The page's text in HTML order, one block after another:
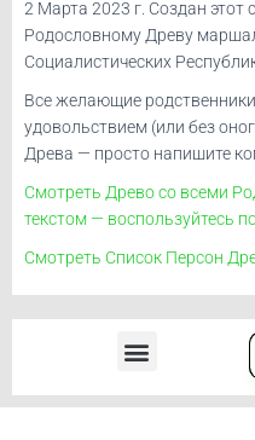
2 Марта 2023 г. Создан этот
Родословному Древу
Социалистических
Все желающие
удовольствием (или без
Древа — просто напишите
Смотреть Древо со всеми
текстом — воспользуйтесь
Смотреть Список Персон